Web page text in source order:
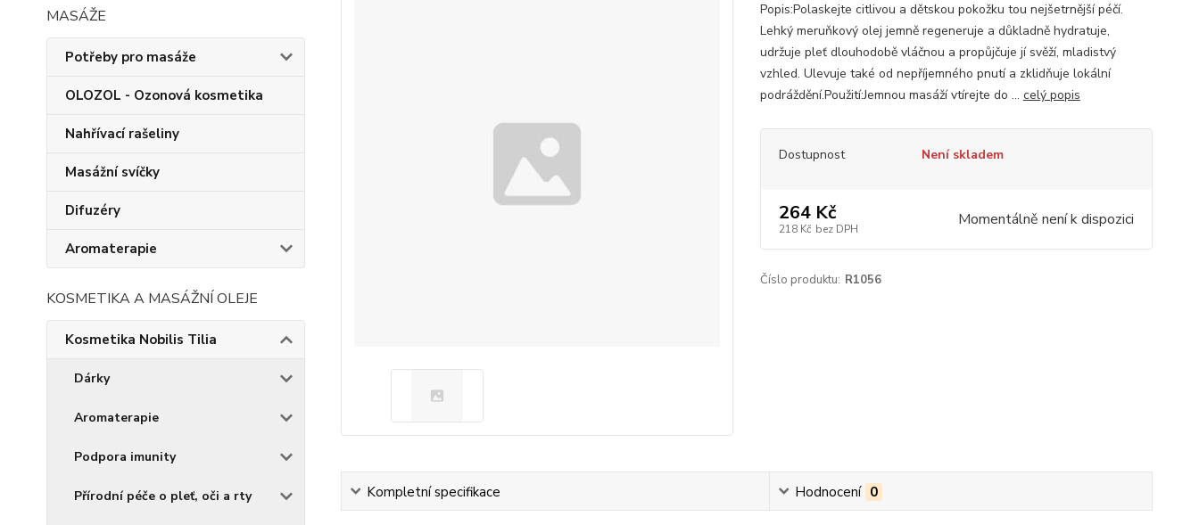
MASÁŽE
Potřeby pro masáže
OLOZOL - Ozonová kosmetika
Nahřívací rašeliny
Masážní svíčky
Difuzéry
Aromaterapie
KOSMETIKA A MASÁŽNÍ OLEJE
Kosmetika Nobilis Tilia
Dárky
Aromaterapie
Podpora imunity
Přírodní péče o pleť, oči a rty
Popis:Polaskejte citlivou a dětskou pokožku tou nejšetrnější péčí.
Lehký meruňkový olej jemně regeneruje a důkladně hydratuje,
udržuje pleť dlouhodobě vláčnou a propůjčuje jí svěží, mladistvý
vzhled. Ulevuje také od nepříjemného pnutí a zklidňuje lokální
podráždění.Použití:Jemnou masáží vtírejte do ... celý popis
Dostupnost Není skladem
264 Kč
218 Kč bez DPH Momentálně není k dispozici
Číslo produktu: R1056
Kompletní specifikace Hodnocení 0